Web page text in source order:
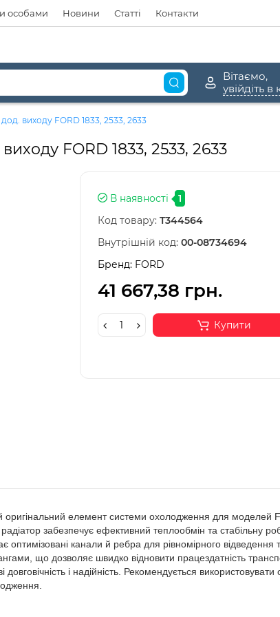
особами Новини Статті Контакти
Вітаємо,
виходу FORD 1833, 2533, 2633
FORD 1833, 2533, 2633
В наявності 1
Код товару: T344564
Внутрішній код: 00-08734694
Бренд: FORD
41 667,38 грн.
Купити
елемент системи охолодження для моделей
забезпечує ефективний теплообмін та стабільну
канали й ребра для рівномірного відведення
що дозволяє швидко відновити працездатність
і надійність. Рекомендується використовувати